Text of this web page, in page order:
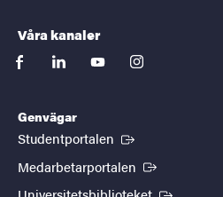
Våra kanaler
facebooklinkedinyoutubeinstagram
Genvägar
Studentportalen (Extern länk)
Medarbetarportalen (Extern länk)